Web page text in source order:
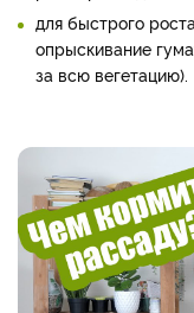
для быстрого
опрыскивание
за всю вегетацию).